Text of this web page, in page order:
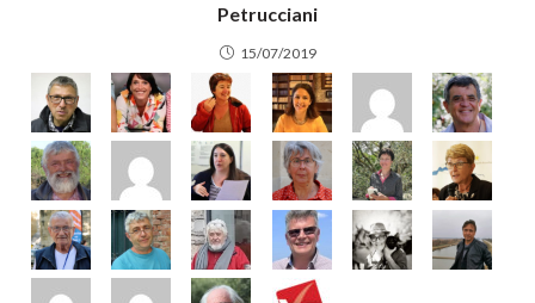
Petrucciani
15/07/2019